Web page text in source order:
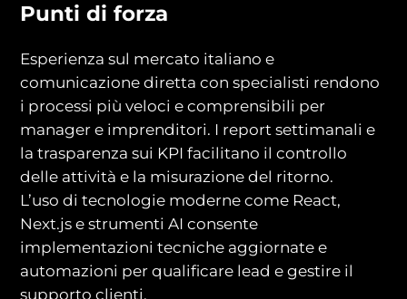
Punti di forza
Esperienza sul mercato italiano e
comunicazione diretta con specialisti rendono
i processi più veloci e comprensibili per
manager e imprenditori. I report settimanali e
la trasparenza sui KPI facilitano il controllo
delle attività e la misurazione del ritorno.
L’uso di tecnologie moderne come React,
Next.js e strumenti AI consente
implementazioni tecniche aggiornate e
automazioni per qualificare lead e gestire il
supporto clienti.